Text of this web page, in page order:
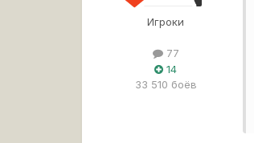
Игроки
77
14
33 510 боёв